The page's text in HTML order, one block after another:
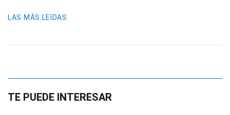
LAS MÁS LEIDAS
TE PUEDE INTERESAR